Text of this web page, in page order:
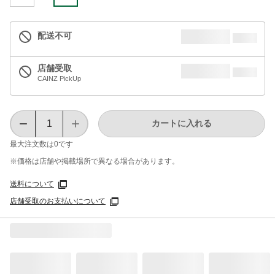
配送不可
店舗受取
CAINZ PickUp
最大注文数は0です
カートに入れる
※価格は​店舗や​掲載場所で​異なる​場合が​あります。
送料について
店舗受取のお支払いについて